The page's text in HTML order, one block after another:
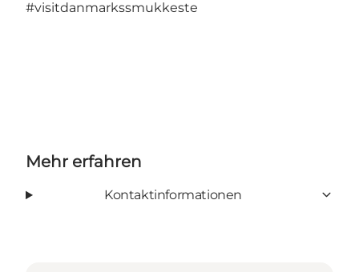
#visitdanmarkssmukkeste
Mehr erfahren
Kontaktinformationen